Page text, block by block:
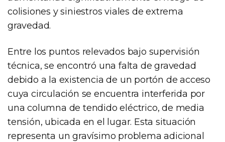
colisiones y siniestros viales de extrema
gravedad.
Entre los puntos relevados bajo supervisión
técnica, se encontró una falta de gravedad
debido a la existencia de un portón de acceso
cuya circulación se encuentra interferida por
una columna de tendido eléctrico, de media
tensión, ubicada en el lugar. Esta situación
representa un gravísimo problema adicional